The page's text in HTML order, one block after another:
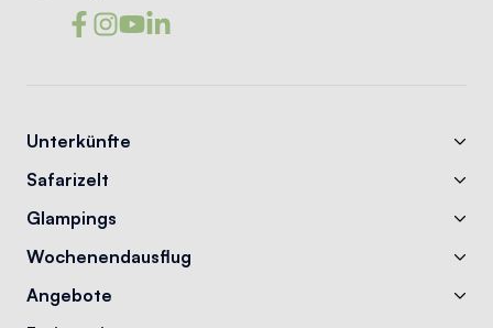
Unterkünfte
Safarizelt
Glampings
Wochenendausflug
Angebote